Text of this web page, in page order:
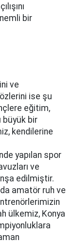
bir
ve
ise şu
eğitim,
büyük bir
kendilerine
yapılan spor
ve
edilmiştir.
amatör ruh ve
ülkemiz, Konya